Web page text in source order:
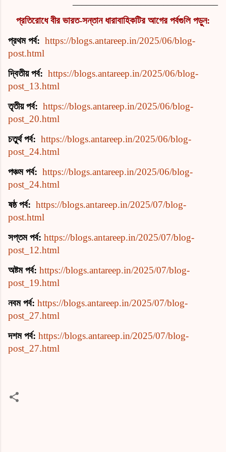
প্রতিরোধে বীর ভারত-সন্তান ধারাবাহিকটির আগের পর্বগুলি পড়ুন:
প্রথম পর্ব: https://blogs.antareep.in/2025/06/blog-
post.html
দ্বিতীয় পর্ব: https://blogs.antareep.in/2025/06/blog-
post_13.html
তৃতীয় পর্ব: https://blogs.antareep.in/2025/06/blog-
post_20.html
চতুর্থ পর্ব: https://blogs.antareep.in/2025/06/blog-
post_24.html
পঞ্চম পর্ব: https://blogs.antareep.in/2025/06/blog-
post_24.html
ষষ্ঠ পর্ব: https://blogs.antareep.in/2025/07/blog-
post.html
সপ্তম পর্ব: https://blogs.antareep.in/2025/07/blog-
post_12.html
অষ্টম পর্ব: https://blogs.antareep.in/2025/07/blog-
post_19.html
নবম পর্ব: https://blogs.antareep.in/2025/07/blog-
post_27.html
দশম পর্ব: https://blogs.antareep.in/2025/07/blog-
post_27.html